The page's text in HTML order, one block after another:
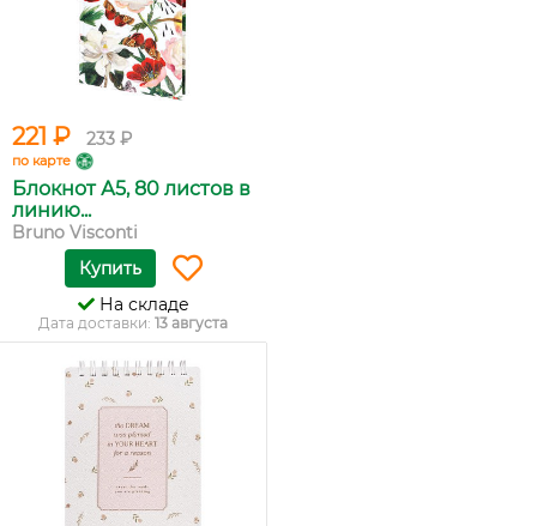
221 ₽ 233 ₽
по карте
Блокнот А5, 80 листов в
линию...
Bruno Visconti
Купить
На складе
Дата доставки: 13 августа